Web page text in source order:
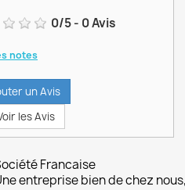
0/5- 0Avis
notes
un Avis
les Avis
Francaise
entreprise bien de chez